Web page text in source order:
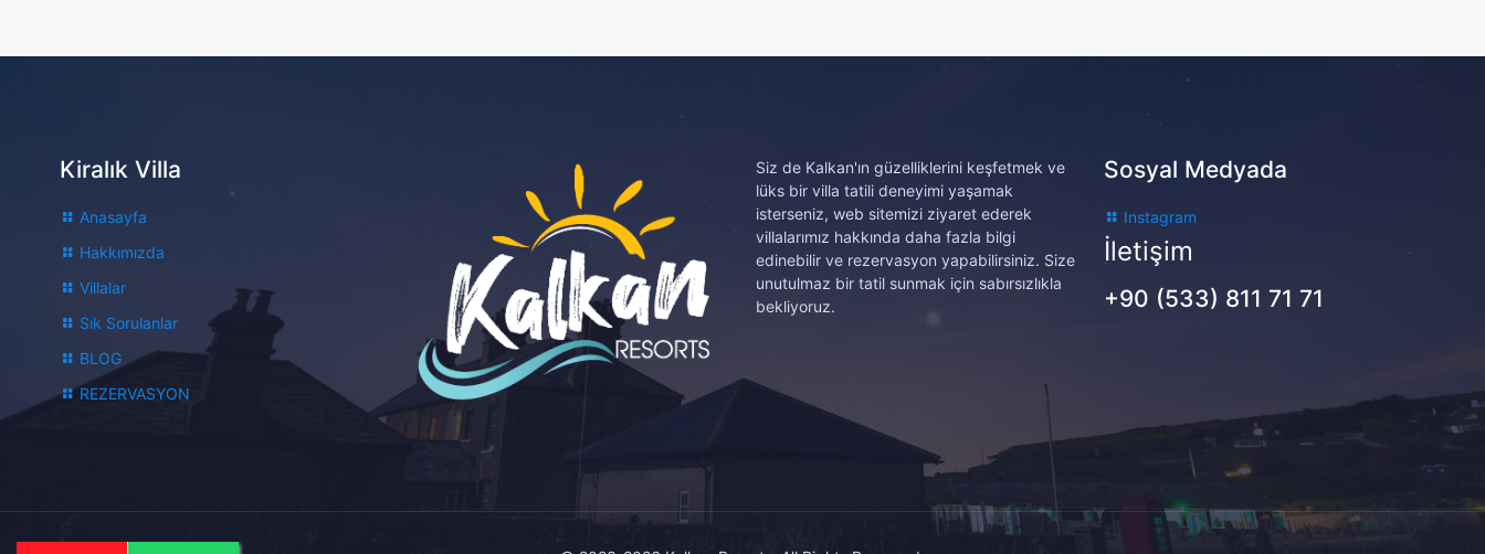
Kiralık Villa
Anasayfa
Hakkımızda
Villalar
Sık Sorulanlar
BLOG
REZERVASYON
Siz de Kalkan'ın güzelliklerini keşfetmek ve
lüks bir villa tatili deneyimi yaşamak
isterseniz, web sitemizi ziyaret ederek
villalarımız hakkında daha fazla bilgi
edinebilir ve rezervasyon yapabilirsiniz. Size
unutulmaz bir tatil sunmak için sabırsızlıkla
bekliyoruz.
Sosyal Medyada
Instagram
İletişim
+90 (533) 811 71 71